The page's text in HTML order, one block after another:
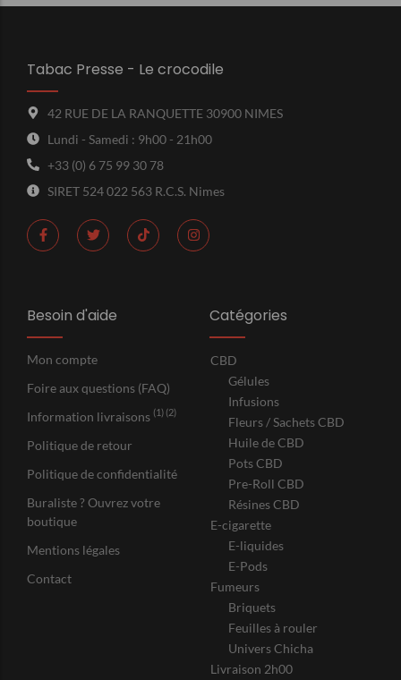
Tabac Presse - Le crocodile
42 RUE DE LA RANQUETTE 30900 NIMES
Lundi - Samedi : 9h00 - 21h00
+33 (0) 6 75 99 30 78
SIRET 524 022 563 R.C.S. Nimes
Besoin d'aide
Mon compte
Foire aux questions (FAQ)
Information livraisons (1) (2)
Politique de retour
Politique de confidentialité
Buraliste ? Ouvrez votre
boutique
Mentions légales
Contact
Catégories
CBD
Gélules
Infusions
Fleurs / Sachets CBD
Huile de CBD
Pots CBD
Pre-Roll CBD
Résines CBD
E-cigarette
E-liquides
E-Pods
Fumeurs
Briquets
Feuilles à rouler
Univers Chicha
Livraison 2h00